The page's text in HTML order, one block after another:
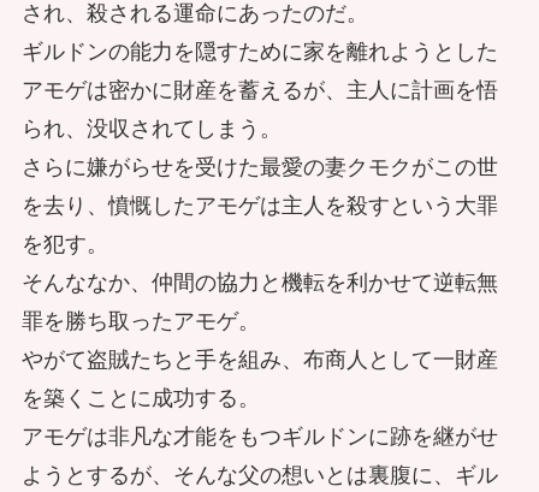
され、殺される運命にあったのだ。
ギルドンの能力を隠すために家を離れようとした
アモゲは密かに財産を蓄えるが、主人に計画を悟
られ、没収されてしまう。
さらに嫌がらせを受けた最愛の妻クモクがこの世
を去り、憤慨したアモゲは主人を殺すという大罪
を犯す。
そんななか、仲間の協力と機転を利かせて逆転無
罪を勝ち取ったアモゲ。
やがて盗賊たちと手を組み、布商人として一財産
を築くことに成功する。
アモゲは非凡な才能をもつギルドンに跡を継がせ
ようとするが、そんな父の想いとは裏腹に、ギル